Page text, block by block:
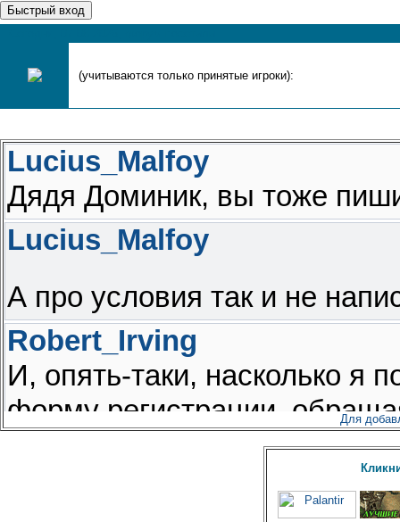
(учитываются только принятые игроки):
Для